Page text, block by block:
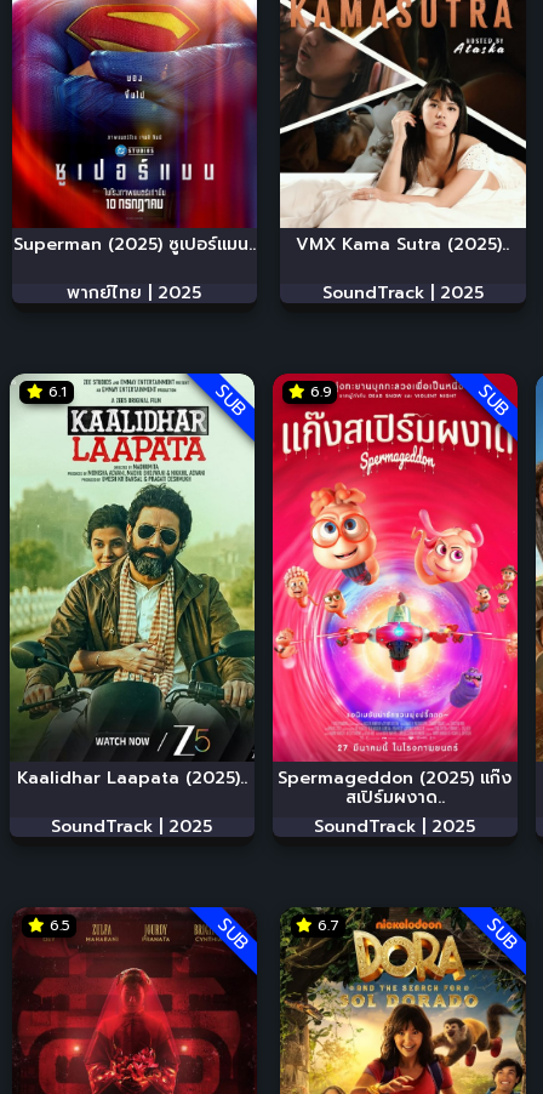
Superman (2025) ซูเปอร์แมน..
พากย์ไทย | 2025
VMX Kama Sutra (2025)..
SoundTrack | 2025
SUB
6.1
Kaalidhar Laapata (2025)..
SoundTrack | 2025
SUB
6.9
Spermageddon (2025) แก๊ง
สเปิร์มผงาด..
SoundTrack | 2025
SUB
6.5 SUB
6.7